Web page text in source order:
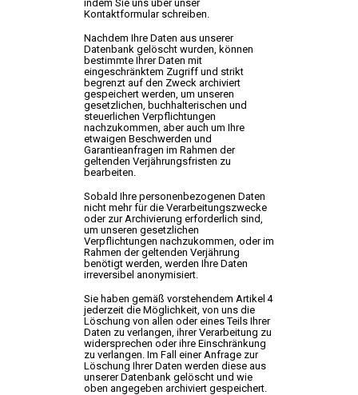
indem Sie uns über unser
Kontaktformular schreiben.
Nachdem Ihre Daten aus unserer
Datenbank gelöscht wurden, können
bestimmte Ihrer Daten mit
eingeschränktem Zugriff und strikt
begrenzt auf den Zweck archiviert
gespeichert werden, um unseren
gesetzlichen, buchhalterischen und
steuerlichen Verpflichtungen
nachzukommen, aber auch um Ihre
etwaigen Beschwerden und
Garantieanfragen im Rahmen der
geltenden Verjährungsfristen zu
bearbeiten.
Sobald Ihre personenbezogenen Daten
nicht mehr für die Verarbeitungszwecke
oder zur Archivierung erforderlich sind,
um unseren gesetzlichen
Verpflichtungen nachzukommen, oder im
Rahmen der geltenden Verjährung
benötigt werden, werden Ihre Daten
irreversibel anonymisiert.
Sie haben gemäß vorstehendem Artikel 4
jederzeit die Möglichkeit, von uns die
Löschung von allen oder eines Teils Ihrer
Daten zu verlangen, ihrer Verarbeitung zu
widersprechen oder ihre Einschränkung
zu verlangen. Im Fall einer Anfrage zur
Löschung Ihrer Daten werden diese aus
unserer Datenbank gelöscht und wie
oben angegeben archiviert gespeichert.